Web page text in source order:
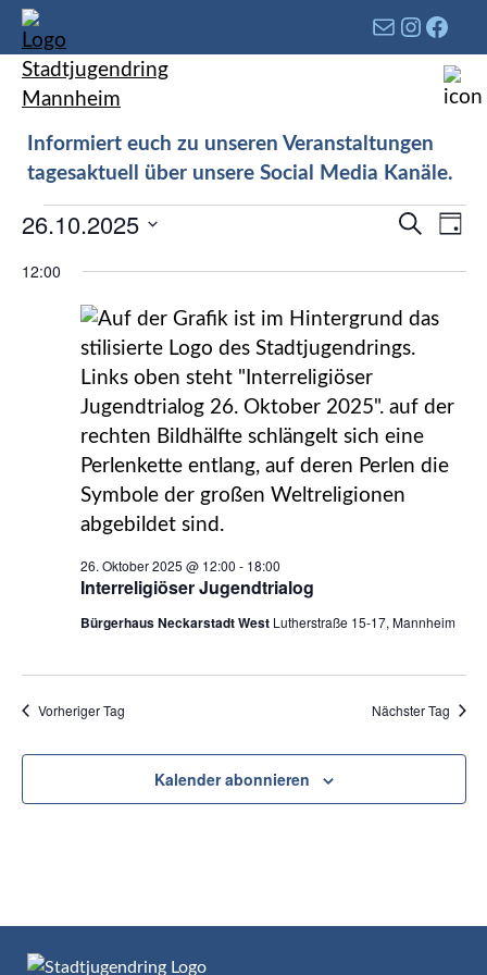
Informiert euch zu unseren Veranstaltungen
tagesaktuell über unsere Social Media Kanäle.
und
Suche
Tag
26.10.2025
wählen.
12:00
Interreligiöser Jugendtrialog
26. Oktober 2025 @ 12:00 - 18:00
Bürgerhaus Neckarstadt West Lutherstraße 15-17, Mannheim
Vorheriger Tag Nächster Tag
Kalender abonnieren